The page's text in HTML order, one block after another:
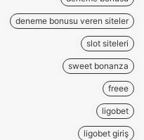
deneme bonusu veren siteler
slot siteleri
sweet bonanza
freee
ligobet
ligobet giriş